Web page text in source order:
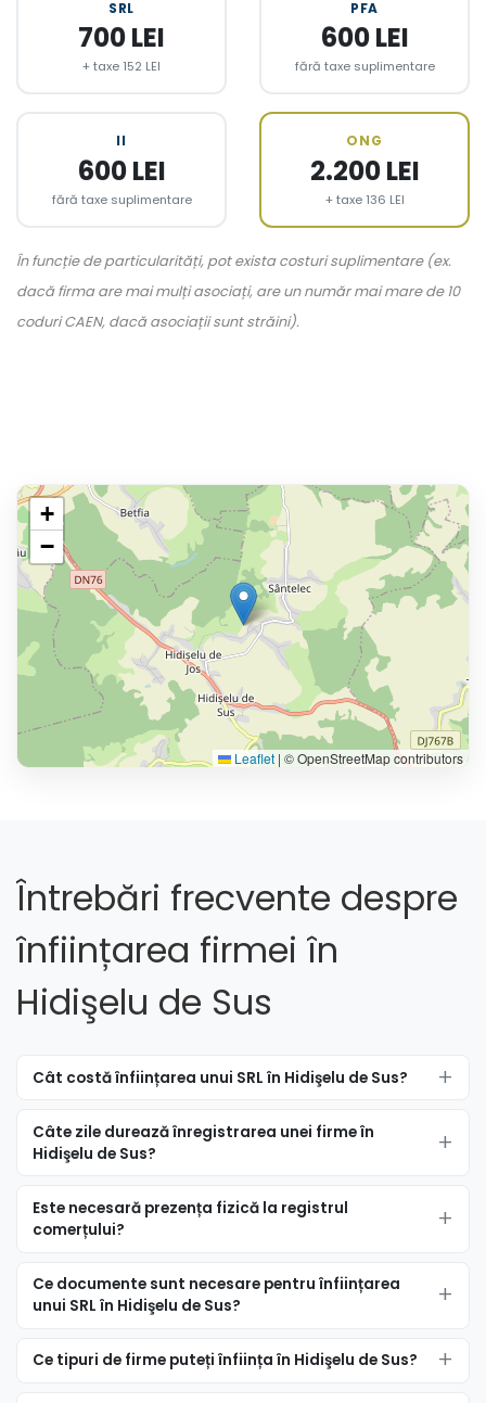
SRL
700 LEI
+ taxe 152 LEI
PFA
600 LEI
fără taxe suplimentare
II
600 LEI
fără taxe suplimentare
ONG
2.200 LEI
+ taxe 136 LEI
În funcție de particularități, pot exista costuri suplimentare (ex.
dacă firma are mai mulți asociați, are un număr mai mare de 10
coduri CAEN, dacă asociații sunt străini).
+
−
Leaflet | © OpenStreetMap contributors
Întrebări frecvente despre
înființarea firmei în
Hidişelu de Sus
Cât costă înființarea unui SRL în Hidişelu de Sus?
Câte zile durează înregistrarea unei firme în
Hidişelu de Sus?
Este necesară prezența fizică la registrul
comerțului?
Ce documente sunt necesare pentru înființarea
unui SRL în Hidişelu de Sus?
Ce tipuri de firme puteți înființa în Hidişelu de Sus?